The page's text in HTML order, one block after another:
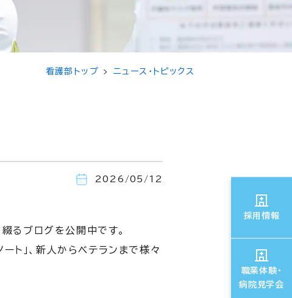
採用情報
職業体験・
病院見学会
看護部トップ ニュース・トピックス
2026/05/12
るブログを公開中です。
ト」、新人からベテランまで様々